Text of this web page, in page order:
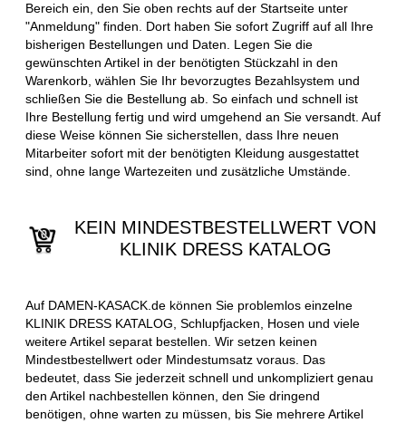
Bereich ein, den Sie oben rechts auf der Startseite unter
"Anmeldung" finden. Dort haben Sie sofort Zugriff auf all Ihre
bisherigen Bestellungen und Daten. Legen Sie die
gewünschten Artikel in der benötigten Stückzahl in den
Warenkorb, wählen Sie Ihr bevorzugtes Bezahlsystem und
schließen Sie die Bestellung ab. So einfach und schnell ist
Ihre Bestellung fertig und wird umgehend an Sie versandt. Auf
diese Weise können Sie sicherstellen, dass Ihre neuen
Mitarbeiter sofort mit der benötigten Kleidung ausgestattet
sind, ohne lange Wartezeiten und zusätzliche Umstände.
KEIN MINDESTBESTELLWERT VON
KLINIK DRESS KATALOG
Auf DAMEN-KASACK.de können Sie problemlos einzelne
KLINIK DRESS KATALOG, Schlupfjacken, Hosen und viele
weitere Artikel separat bestellen. Wir setzen keinen
Mindestbestellwert oder Mindestumsatz voraus. Das
bedeutet, dass Sie jederzeit schnell und unkompliziert genau
den Artikel nachbestellen können, den Sie dringend
benötigen, ohne warten zu müssen, bis Sie mehrere Artikel